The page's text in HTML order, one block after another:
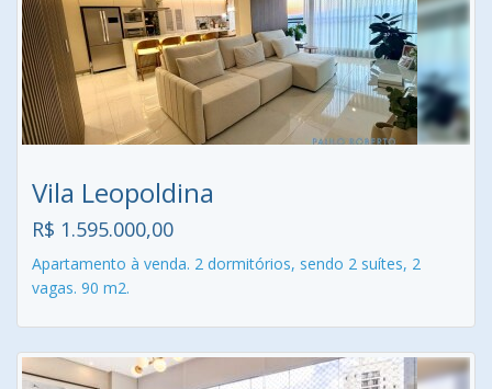
Vila Leopoldina
R$ 1.595.000,00
Apartamento à venda. 2 dormitórios, sendo 2 suítes, 2
vagas. 90 m2.